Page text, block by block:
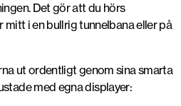
Det gör att du hörs
i en bullrig tunnelbana eller på
ut ordentligt genom sina smarta
med egna displayer: